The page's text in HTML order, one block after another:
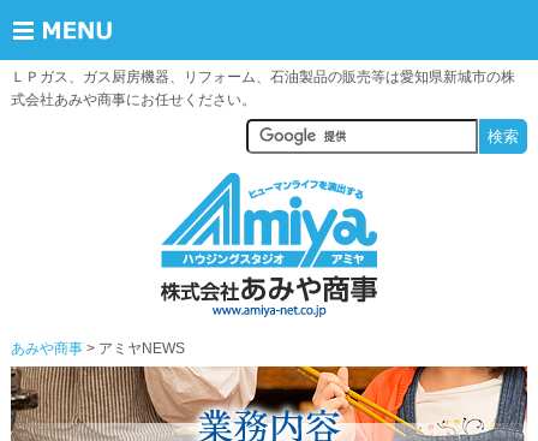
ＬＰガス、ガス厨房機器、リフォーム、石油製品の販売等は愛知県新城市の株
式会社あみや商事にお任せください。
あみや商事 アミヤNEWS